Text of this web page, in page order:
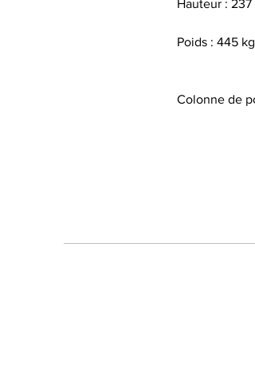
Hauteur : 237
Poids : 445 kg
Colonne de